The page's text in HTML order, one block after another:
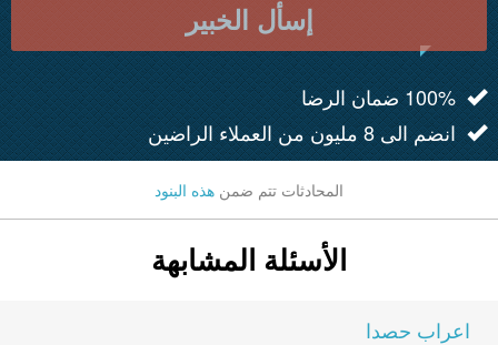
إسأل الخبير
100% ضمان الرضا
انضم الى 8 مليون من العملاء الراضين
المحادثات تتم ضمن هذه البنود
الأسئلة المشابهة
اعراب حصدا